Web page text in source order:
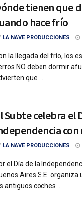
tienen que
hace frío
LA NAVE PRODUCCIONES
la llegada del frío, los
NO deben dormir
que ...
Subte celebra el
con
LA NAVE PRODUCCIONES
el Día de la
Aires S.E.
antiguos coches ...